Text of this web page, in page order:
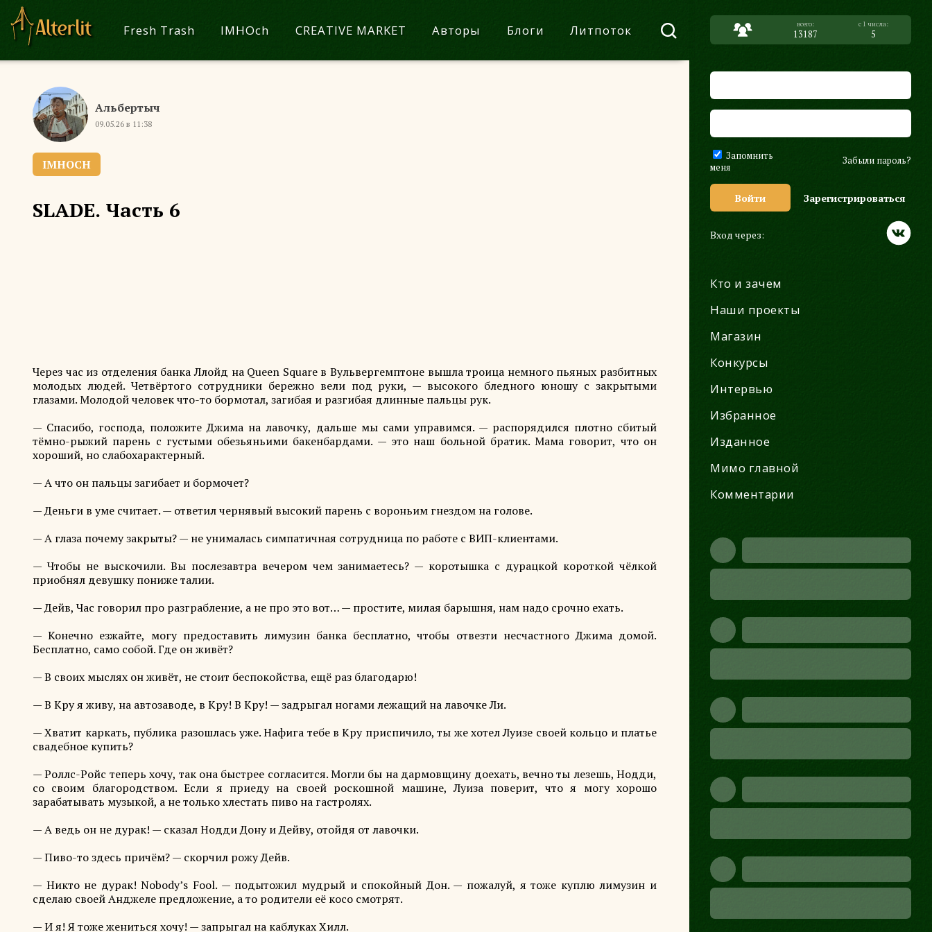
13187 5
Запомнить
меня
Забыли пароль?
Войти Зарегистрироваться
Вход через:
Кто и зачем
Наши проекты
Магазин
Конкурсы
Интервью
Избранное
Изданное
Мимо главной
Комментарии
Fresh Trash IMHOch CREATIVE MARKET Авторы Блоги Литпоток
Альбертыч
09.05.26 в 11:38
IMHOCH
SLADE. Часть 6
Через час из отделения банка Ллойд на Queen Square в Вульвергемптоне вышла троица немного пьяных разбитных
молодых людей. Четвёртого сотрудники бережно вели под руки, — высокого бледного юношу с закрытыми
глазами. Молодой человек что-то бормотал, загибая и разгибая длинные пальцы рук.
— Спасибо, господа, положите Джима на лавочку, дальше мы сами управимся. — распорядился плотно сбитый
тёмно-рыжий парень с густыми обезьяньими бакенбардами. — это наш больной братик. Мама говорит, что он
хороший, но слабохарактерный.
— А что он пальцы загибает и бормочет?
— Деньги в уме считает. — ответил чернявый высокий парень с вороньим гнездом на голове.
— А глаза почему закрыты? — не унималась симпатичная сотрудница по работе с ВИП-клиентами.
— Чтобы не выскочили. Вы послезавтра вечером чем занимаетесь? — коротышка с дурацкой короткой чёлкой
приобнял девушку пониже талии.
— Дейв, Час говорил про разграбление, а не про это вот… — простите, милая барышня, нам надо срочно ехать.
— Конечно езжайте, могу предоставить лимузин банка бесплатно, чтобы отвезти несчастного Джима домой.
Бесплатно, само собой. Где он живёт?
— В своих мыслях он живёт, не стоит беспокойства, ещё раз благодарю!
— В Кру я живу, на автозаводе, в Кру! В Кру! — задрыгал ногами лежащий на лавочке Ли.
— Хватит каркать, публика разошлась уже. Нафига тебе в Кру приспичило, ты же хотел Луизе своей кольцо и платье
свадебное купить?
— Роллс-Ройс теперь хочу, так она быстрее согласится. Могли бы на дармовщину доехать, вечно ты лезешь, Нодди,
со своим благородством. Если я приеду на своей роскошной машине, Луиза поверит, что я могу хорошо
зарабатывать музыкой, а не только хлестать пиво на гастролях.
— А ведь он не дурак! — сказал Нодди Дону и Дейву, отойдя от лавочки.
— Пиво-то здесь причём? — скорчил рожу Дейв.
— Никто не дурак! Nobody’s Fool. — подытожил мудрый и спокойный Дон. — пожалуй, я тоже куплю лимузин и
сделаю своей Анджеле предложение, а то родители её косо смотрят.
— И я! Я тоже жениться хочу! — запрыгал на каблуках Хилл.